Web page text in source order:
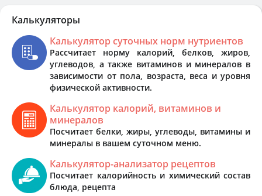
Калькуляторы
Калькулятор суточных норм нутриентов
Рассчитает норму калорий, белков, жиров,
углеводов, а также витаминов и минералов в
зависимости от пола, возраста, веса и уровня
физической активности.
Калькулятор калорий, витаминов и
минералов
Посчитает белки, жиры, углеводы, витамины и
минералы в вашем суточном меню.
Калькулятор-анализатор рецептов
Посчитает калорийность и химический состав
блюда, рецепта